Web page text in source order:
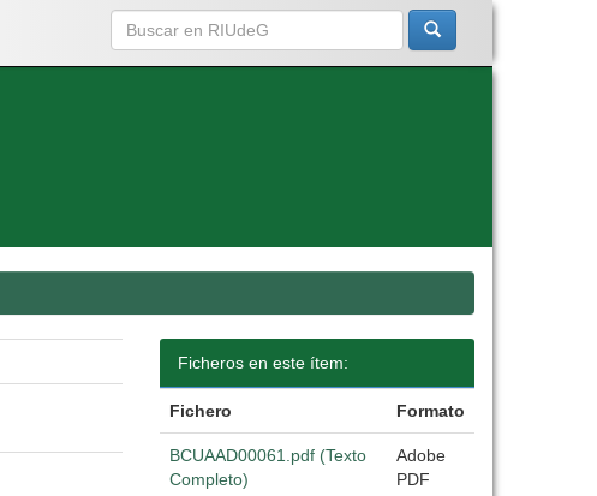
Ficheros en este ítem:
Fichero Formato
BCUAAD00061.pdf (Texto
Completo)
Adobe
PDF